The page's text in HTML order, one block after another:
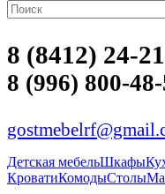
8 (8412) 24-
8 (996) 800-
Детская мебельШкафы
КроватиКомодыСтолы